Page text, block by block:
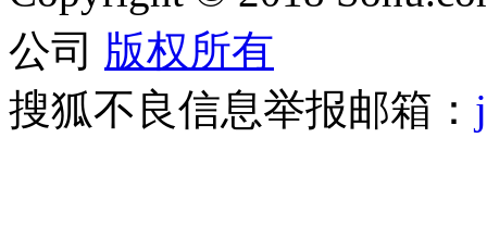
公司 版权所有
搜狐不良信息举报邮箱：